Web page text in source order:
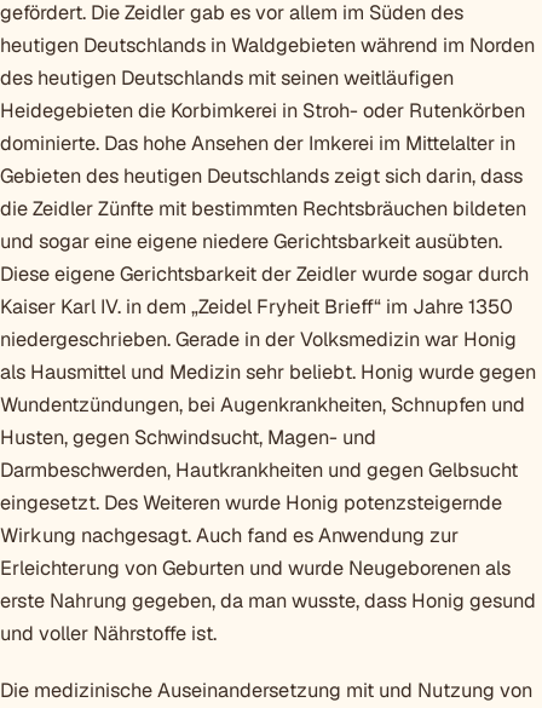
gefördert. Die Zeidler gab es vor allem im Süden des
heutigen Deutschlands in Waldgebieten während im Norden
des heutigen Deutschlands mit seinen weitläufigen
Heidegebieten die Korbimkerei in Stroh- oder Rutenkörben
dominierte. Das hohe Ansehen der Imkerei im Mittelalter in
Gebieten des heutigen Deutschlands zeigt sich darin, dass
die Zeidler Zünfte mit bestimmten Rechtsbräuchen bildeten
und sogar eine eigene niedere Gerichtsbarkeit ausübten.
Diese eigene Gerichtsbarkeit der Zeidler wurde sogar durch
Kaiser Karl IV. in dem „Zeidel Fryheit Brieff“ im Jahre 1350
niedergeschrieben. Gerade in der Volksmedizin war Honig
als Hausmittel und Medizin sehr beliebt. Honig wurde gegen
Wundentzündungen, bei Augenkrankheiten, Schnupfen und
Husten, gegen Schwindsucht, Magen- und
Darmbeschwerden, Hautkrankheiten und gegen Gelbsucht
eingesetzt. Des Weiteren wurde Honig potenzsteigernde
Wirkung nachgesagt. Auch fand es Anwendung zur
Erleichterung von Geburten und wurde Neugeborenen als
erste Nahrung gegeben, da man wusste, dass Honig gesund
und voller Nährstoffe ist.
Die medizinische Auseinandersetzung mit und Nutzung von